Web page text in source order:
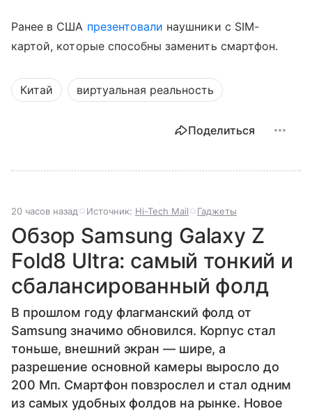
Ранее в США презентовали наушники с SIM-
картой, которые способны заменить смартфон.
Китай виртуальная реальность
Поделиться
20 часов назад Источник: Hi-Tech Mail Гаджеты
Обзор Samsung Galaxy Z
Fold8 Ultra: самый тонкий и
сбалансированный фолд
В прошлом году флагманский фолд от
Samsung значимо обновился. Корпус стал
тоньше, внешний экран — шире, а
разрешение основной камеры выросло до
200 Мп. Смартфон повзрослел и стал одним
из самых удобных фолдов на рынке. Новое